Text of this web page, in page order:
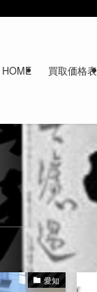
HOME 買取価格表
愛知